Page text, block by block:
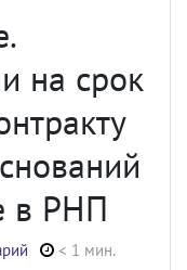
на срок
в РНП
< 1 мин.